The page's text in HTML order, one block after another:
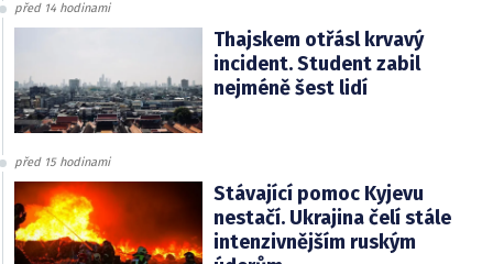
před 14 hodinami
Thajskem otřásl krvavý
incident. Student zabil
nejméně šest lidí
před 15 hodinami
Stávající pomoc Kyjevu
nestačí. Ukrajina čelí stále
intenzivnějším ruským